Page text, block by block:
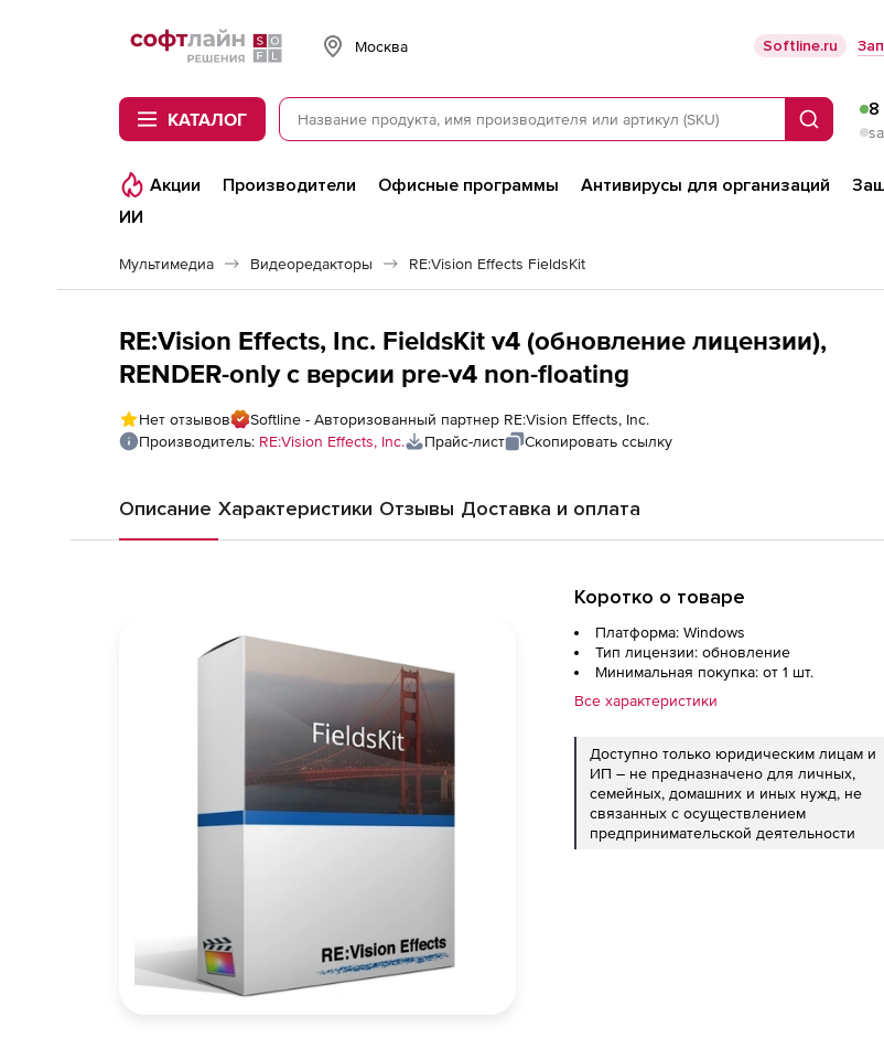
Softline
Москва Softline.ru
КАТАЛОГ Поиск
8
Акции Производители Офисные программы Антивирусы для организаций
ИИ
Мультимедиа Видеоредакторы RE:Vision Effects FieldsKit
RE:Vision Effects, Inc. FieldsKit v4 (обновление лицензии),
RENDER-only с версии pre-v4 non-floating
Нет отзывов
Softline - Авторизованный партнер RE:Vision Effects, Inc.
Производитель: RE:Vision Effects, Inc. Прайс-лист Скопировать ссылку
Описание Характеристики Отзывы Доставка и оплата
Коротко о товаре
Платформа: Windows
Тип лицензии: обновление
Минимальная покупка: от 1 шт.
Все характеристики
Доступно только юридическим лицам и
ИП – не предназначено для личных,
семейных, домашних и иных нужд, не
связанных с осуществлением
предпринимательской деятельности